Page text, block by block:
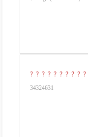
？？？？？？？？？？
34324631